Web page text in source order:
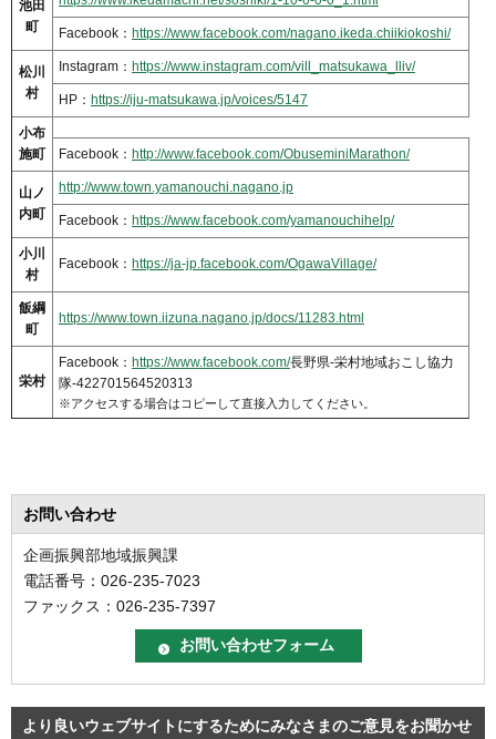
池田
町
Facebook： https://www.facebook.com/nagano.ikeda.chiikiokoshi/
松川
村
Instagram： https://www.instagram.com/vill_matsukawa_lliv/
HP： https://iju-matsukawa.jp/voices/5147
小布
施町
Facebook： http://www.facebook.com/ObuseminiMarathon/
山ノ
内町
http://www.town.yamanouchi.nagano.jp
Facebook： https://www.facebook.com/yamanouchihelp/
小川
村
Facebook： https://ja-jp.facebook.com/OgawaVillage/
飯綱
町
https://www.town.iizuna.nagano.jp/docs/11283.html
栄村
Facebook： https://www.facebook.com/長野県-栄村地域おこし協力
隊-422701564520313
※アクセスする場合はコピーして直接入力してください。
お問い合わせ
企画振興部地域振興課
電話番号：026-235-7023
ファックス：026-235-7397
より良いウェブサイトにするためにみなさまのご意見をお聞かせ